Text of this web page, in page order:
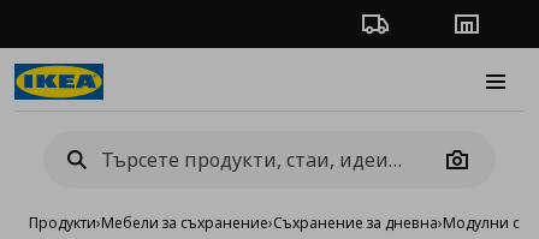
Проследяване на
Camera
Продукти›Мебели за съхранение›Съхранение за дневна›Модулни